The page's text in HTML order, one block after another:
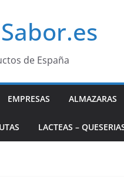
de España
EMPRESAS ALMAZARAS
LACTEAS –